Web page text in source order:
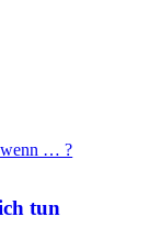
tun